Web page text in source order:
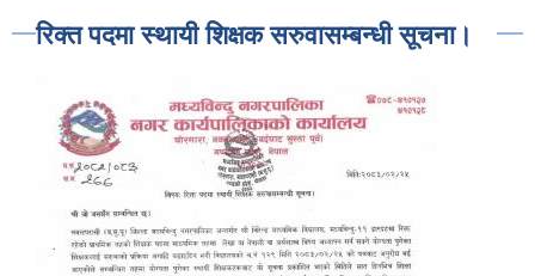
रिक्त पदमा स्थायी शिक्षक सरुवासम्बन्धी सूचना।